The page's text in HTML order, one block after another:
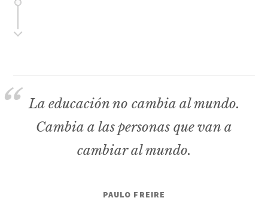
La educación no cambia al mundo.
Cambia a las personas que van a
cambiar al mundo.
PAULO FREIRE